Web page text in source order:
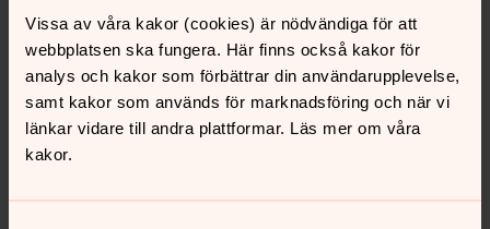
Vissa av våra kakor (cookies) är nödvändiga för att
webbplatsen ska fungera. Här finns också kakor för
analys och kakor som förbättrar din användarupplevelse,
samt kakor som används för marknadsföring och när vi
länkar vidare till andra plattformar. Läs mer om våra
kakor.
Senast ändrad 22 juni 2026
Synpunkter eller frågor på sidans
innehåll?
sodrabergslagen@svenskakyrkan.se
Dela